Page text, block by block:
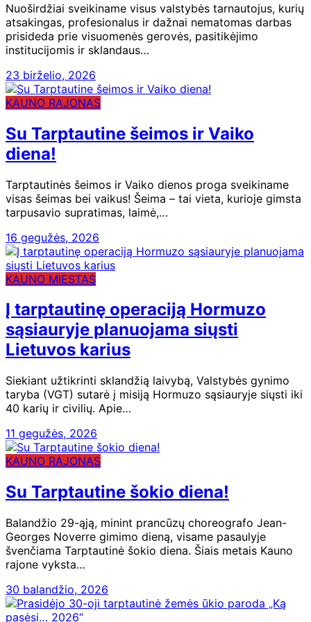
Nuoširdžiai sveikiname visus valstybės tarnautojus, kurių
atsakingas, profesionalus ir dažnai nematomas darbas
prisideda prie visuomenės gerovės, pasitikėjimo
institucijomis ir sklandaus…
23 birželio, 2026
KAUNO RAJONAS
Su Tarptautine šeimos ir Vaiko
diena!
Tarptautinės šeimos ir Vaiko dienos proga sveikiname
visas šeimas bei vaikus! Šeima – tai vieta, kurioje gimsta
tarpusavio supratimas, laimė,…
16 gegužės, 2026
KAUNO MIESTAS
Į tarptautinę operaciją Hormuzo
sąsiauryje planuojama siųsti
Lietuvos karius
Siekiant užtikrinti sklandžią laivybą, Valstybės gynimo
taryba (VGT) sutarė į misiją Hormuzo sąsiauryje siųsti iki
40 karių ir civilių. Apie…
11 gegužės, 2026
KAUNO RAJONAS
Su Tarptautine šokio diena!
Balandžio 29-ąją, minint prancūzų choreografo Jean-
Georges Noverre gimimo dieną, visame pasaulyje
švenčiama Tarptautinė šokio diena. Šiais metais Kauno
rajone vyksta…
30 balandžio, 2026